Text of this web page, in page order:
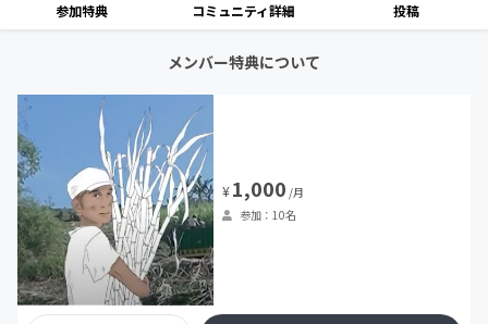
参加特典 コミュニティ詳細 投稿
メンバー特典について
¥1,000 /月
参加：10名